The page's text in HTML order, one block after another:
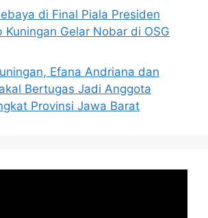
di Final Piala Presiden
Kuningan Gelar Nobar di OSG
Efana Andriana dan
Bertugas Jadi Anggota
Provinsi Jawa Barat